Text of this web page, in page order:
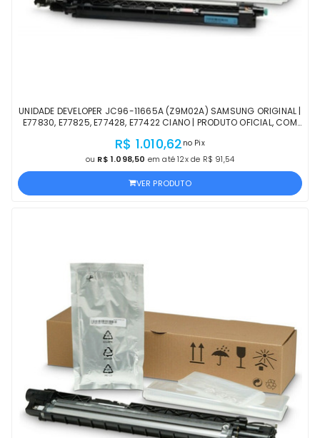
UNIDADE DEVELOPER JC96-11665A (Z9M02A) SAMSUNG ORIGINAL |
E77830, E77825, E77428, E77422 CIANO | PRODUTO OFICIAL, COM
R$ 1.010,62 no Pix
ou R$ 1.098,50 em até 12x de R$ 91,54
VER PRODUTO